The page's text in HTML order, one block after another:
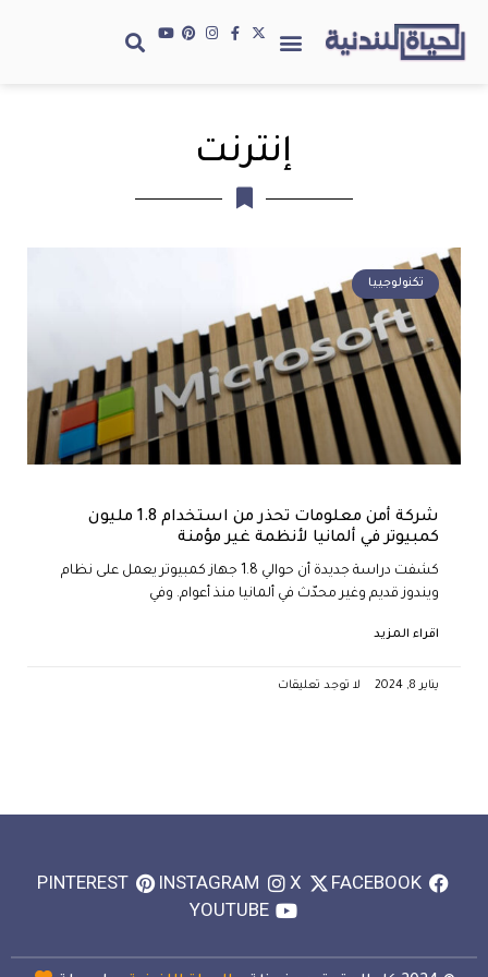
إنترنت
تكنولوجييا
شركة أمن معلومات تحذر من استخدام 1.8 مليون
كمبيوتر في ألمانيا لأنظمة غير مؤمنة
كشفت دراسة جديدة أن حوالي 1.8 جهاز كمبيوتر يعمل على نظام
ويندوز قديم وغير محدّث في ألمانيا منذ أعوام. وفي
اقراء المزيد
يناير 8, 2024 لا توجد تعليقات
FACEBOOK
X
INSTAGRAM
PINTEREST
YOUTUBE